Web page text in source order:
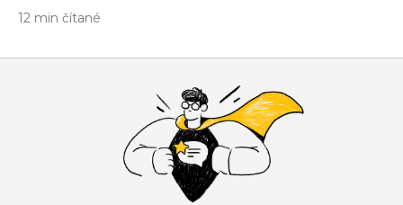
12 min čítané